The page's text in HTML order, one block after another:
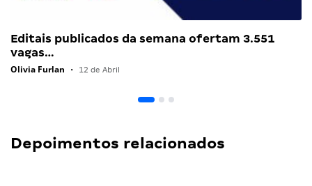
Editais publicados da semana ofertam 3.551
vagas…
Olivia Furlan • 12 de Abril
Depoimentos relacionados